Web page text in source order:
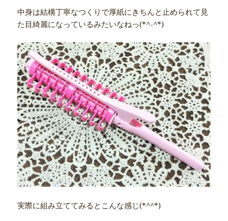
中身は結構丁寧なつくりで厚紙にきちんと止められて見
た目綺麗になっているみたいなねっ(*^-^*)
実際に組み立ててみるとこんな感じ(*^^*)